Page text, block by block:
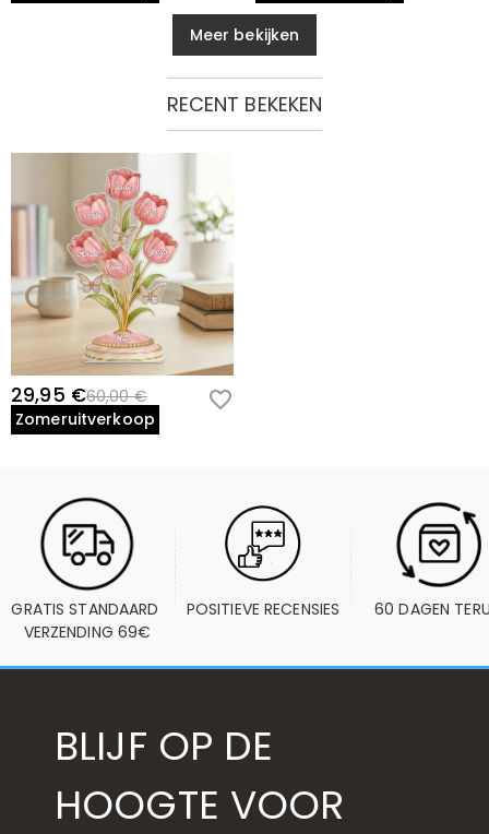
Meer bekijken
RECENT BEKEKEN
29,95 €60,00 €
Zomeruitverkoop
GRATIS STANDAARD
VERZENDING 69€
POSITIEVE RECENSIES 60 DAGEN
BLIJF OP DE
HOOGTE VOOR